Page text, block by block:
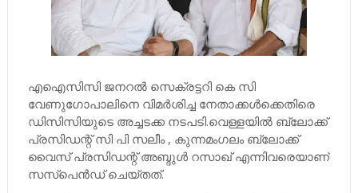
എഐസിസി ജനറല്‍ സെക്രട്ടറി കെ സി
വേണുഗോപാലിനെ വിമര്‍ശിച്ച നേതാക്കള്‍ക്കെതിരെ
ഡിസിസിയുടെ അച്ചടക്ക നടപടി.വെള്ളയില്‍ ബ്ലോക്ക്
പ്രസിഡന്റ് സി പി സലീം , കുന്നമംഗലം ബ്ലോക്ക്
വൈസ് പ്രസിഡന്റ് അബ്ദുള്‍ റസാഖ് എന്നിവരെയാണ്
സസ്പെന്‍ഡ് ചെയ്തത്.